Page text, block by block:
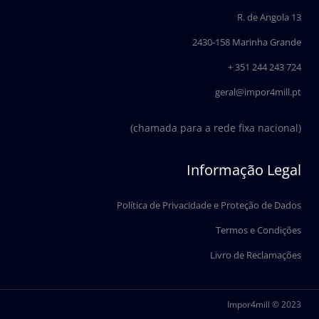
o
k
i
n
R. de Angola 13
2430-158 Marinha Grande
+ 351 244 243 724
geral@impor4mill.pt
(chamada para a rede fixa nacional)
Informação Legal
Política de Privacidade e Proteção de Dados
Termos e Condições
Livro de Reclamações
Impor4mill © 2023